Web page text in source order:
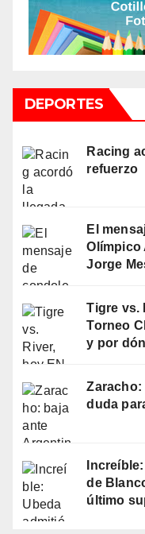
DEPORTES
Racing
refuerzo
El
Olímpico
Jorge
Tigre vs.
Torneo
y por
Zaracho:
duda
de
último